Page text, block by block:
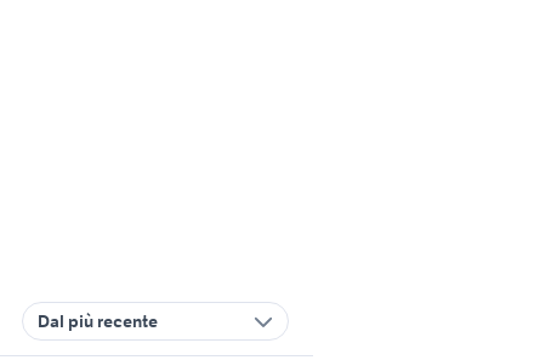
Dal più recente